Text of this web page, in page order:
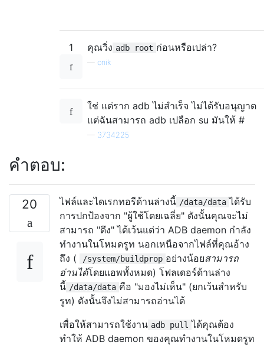
1 คุณวิ่ง adb root ก่อนหรือเปล่า?
onik
ใช่ แต่ราก adb ไม่สำเร็จ ไม่ได้รับอนุญาต
แต่ฉันสามารถ adb เปลือก su มันให้ #
— 3734225
คำตอบ:
20 ไฟล์และไดเรกทอรีด้านล่างนี้ /data/data ได้รับ
การปกป้องจาก "ผู้ใช้โดยเฉลี่ย" ดังนั้นคุณจะไม่
สามารถ "ดึง" ได้เว้นแต่ว่า ADB daemon กำลัง
ทำงานในโหมดรูท นอกเหนือจากไฟล์ที่คุณอ้าง
ถึง (
/system/buildprop อย่างน้อยสามารถ
อ่านได้โดยแอพทั้งหมด) โฟลเดอร์ด้านล่าง
นี้ /data/data คือ "มองไม่เห็น" (ยกเว้นสำหรับ
รูท) ดังนั้นจึงไม่สามารถอ่านได้
เพื่อให้สามารถใช้งาน adb pull ได้คุณต้อง
ทำให้ ADB daemon ของคุณทำงานในโหมดรูท